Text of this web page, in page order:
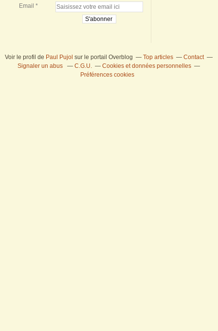
Email
Voir le profil de Paul Pujol sur le portail Overblog Top articles
Contact
Signaler un abus
C.G.U.
Cookies et données personnelles
Préférences cookies